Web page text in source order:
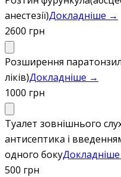
анестезії)Докладніше →
2600 грн
Розширення
ліків)Докладніше →
1000 грн
Туалет зовнішнього
антисептика і
одного боку
500 грн